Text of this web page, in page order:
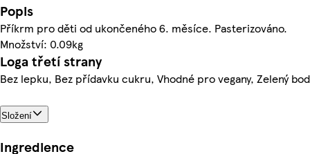
Popis
Příkrm pro děti od ukončeného 6. měsíce. Pasterizováno.
Množství: 0.09kg
Loga třetí strany
Bez lepku, Bez přídavku cukru, Vhodné pro vegany, Zelený bod
Složení
Ingredience